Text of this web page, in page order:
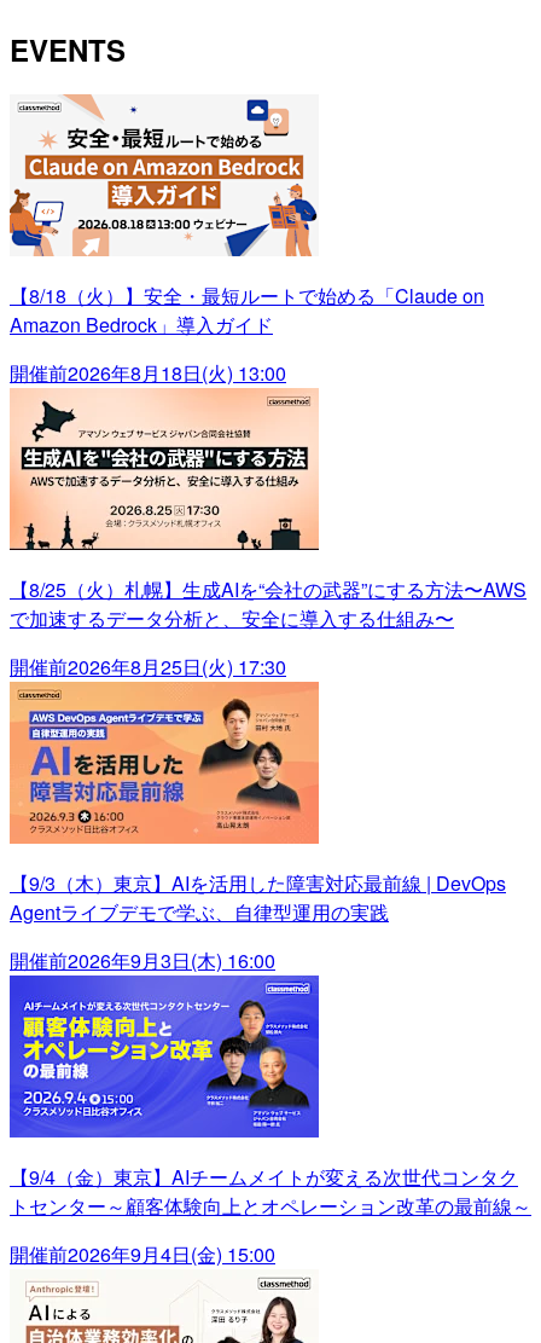
EVENTS
【8/18（火）】安全・最短ルートで始める「Claude on
Amazon Bedrock」導入ガイド
開催前2026年8月18日(火) 13:00
【8/25（火）札幌】生成AIを“会社の武器”にする方法〜AWS
で加速するデータ分析と、安全に導入する仕組み〜
開催前2026年8月25日(火) 17:30
【9/3（木）東京】AIを活用した障害対応最前線 | DevOps
Agentライブデモで学ぶ、自律型運用の実践
開催前2026年9月3日(木) 16:00
【9/4（金）東京】AIチームメイトが変える次世代コンタク
トセンター～顧客体験向上とオペレーション改革の最前線～
開催前2026年9月4日(金) 15:00